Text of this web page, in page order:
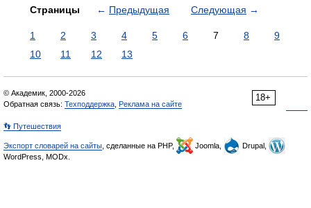
Страницы ← Предыдущая Следующая →
1 2 3 4 5 6 7 8
9
10
11 12 13
18+
© Академик, 2000-2026
Обратная связь: Техподдержка Реклама на сайте
👣 Путешествия
Экспорт словарей на сайты , сделанные на PHP, Joomla,
Drupal,
WordPress, MODx.